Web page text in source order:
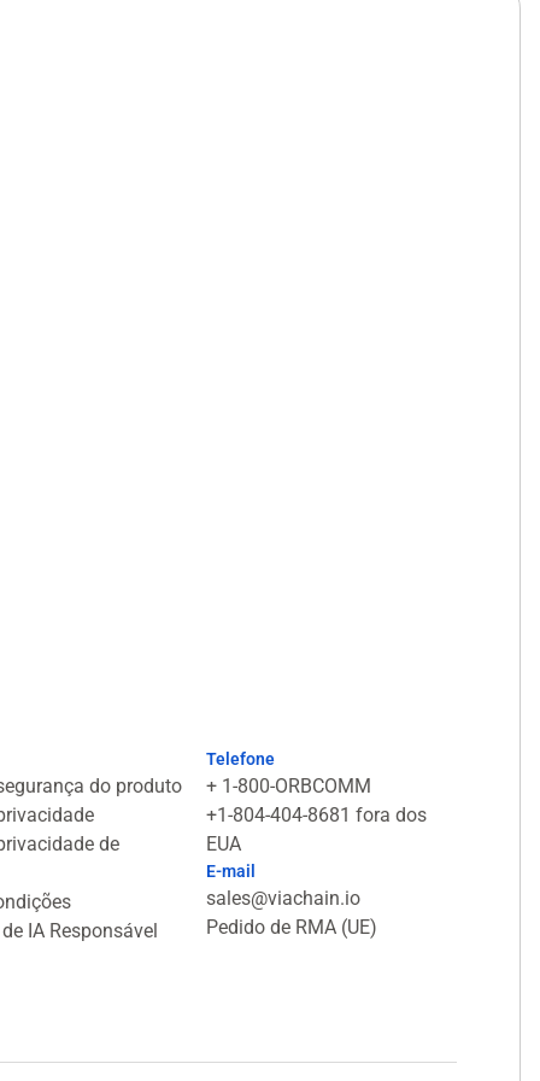
do produto
de
IA Responsável
Telefone
+ 1-800-ORBCOMM
+1-804-404-8681 fora dos
EUA
E-mail
sales@viachain.io
Pedido de RMA (UE)